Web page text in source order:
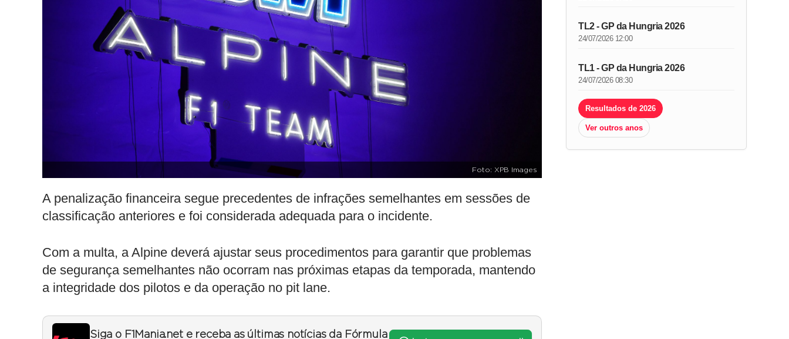
Foto: XPB Images
A penalização financeira segue precedentes de infrações semelhantes em sessões de
classificação anteriores e foi considerada adequada para o incidente.
Com a multa, a Alpine deverá ajustar seus procedimentos para garantir que problemas
de segurança semelhantes não ocorram nas próximas etapas da temporada, mantendo
a integridade dos pilotos e da operação no pit lane.
Siga o F1Mania.net e receba as últimas notícias da Fórmula
TL2 - GP da Hungria 2026
24/07/2026 12:00
TL1 - GP da Hungria 2026
24/07/2026 08:30
Resultados de 2026
Ver outros anos